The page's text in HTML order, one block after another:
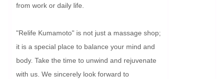
from work or daily life.
"Relife Kumamoto" is not just a massage shop;
it is a special place to balance your mind and
body. Take the time to unwind and rejuvenate
with us. We sincerely look forward to